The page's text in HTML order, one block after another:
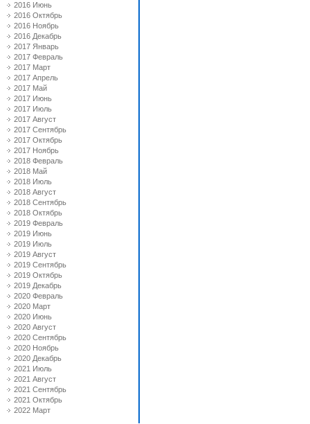
2016 Июнь
2016 Октябрь
2016 Ноябрь
2016 Декабрь
2017 Январь
2017 Февраль
2017 Март
2017 Апрель
2017 Май
2017 Июнь
2017 Июль
2017 Август
2017 Сентябрь
2017 Октябрь
2017 Ноябрь
2018 Февраль
2018 Май
2018 Июль
2018 Август
2018 Сентябрь
2018 Октябрь
2019 Февраль
2019 Июнь
2019 Июль
2019 Август
2019 Сентябрь
2019 Октябрь
2019 Декабрь
2020 Февраль
2020 Март
2020 Июнь
2020 Август
2020 Сентябрь
2020 Ноябрь
2020 Декабрь
2021 Июль
2021 Август
2021 Сентябрь
2021 Октябрь
2022 Март